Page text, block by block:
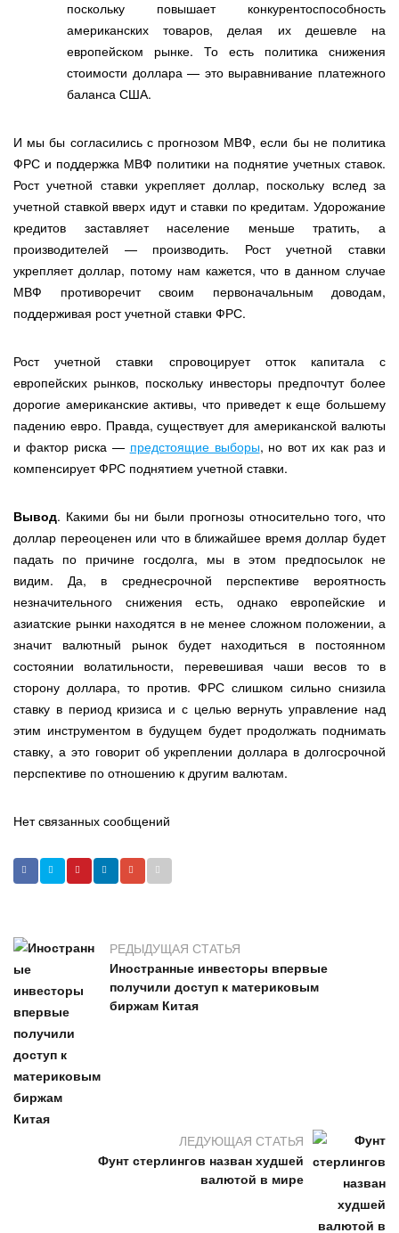
поскольку повышает конкурентоспособность
американских товаров, делая их дешевле на
европейском рынке. То есть политика снижения
стоимости доллара — это выравнивание платежного
баланса США.
И мы бы согласились с прогнозом МВФ, если бы не политика
ФРС и поддержка МВФ политики на поднятие учетных ставок.
Рост учетной ставки укрепляет доллар, поскольку вслед за
учетной ставкой вверх идут и ставки по кредитам. Удорожание
кредитов заставляет население меньше тратить, а
производителей — производить. Рост учетной ставки
укрепляет доллар, потому нам кажется, что в данном случае
МВФ противоречит своим первоначальным доводам,
поддерживая рост учетной ставки ФРС.
Рост учетной ставки спровоцирует отток капитала с
европейских рынков, поскольку инвесторы предпочтут более
дорогие американские активы, что приведет к еще большему
падению евро. Правда, существует для американской валюты
и фактор риска — предстоящие выборы, но вот их как раз и
компенсирует ФРС поднятием учетной ставки.
Вывод. Какими бы ни были прогнозы относительно того, что
доллар переоценен или что в ближайшее время доллар будет
падать по причине госдолга, мы в этом предпосылок не
видим. Да, в среднесрочной перспективе вероятность
незначительного снижения есть, однако европейские и
азиатские рынки находятся в не менее сложном положении, а
значит валютный рынок будет находиться в постоянном
состоянии волатильности, перевешивая чаши весов то в
сторону доллара, то против. ФРС слишком сильно снизила
ставку в период кризиса и с целью вернуть управление над
этим инструментом в будущем будет продолжать поднимать
ставку, а это говорит об укреплении доллара в долгосрочной
перспективе по отношению к другим валютам.
Нет связанных сообщений
РЕДЫДУЩАЯ СТАТЬЯ
Иностранные инвесторы впервые
получили доступ к материковым
биржам Китая
ЛЕДУЮЩАЯ СТАТЬЯ
Фунт стерлингов назван худшей
валютой в мире